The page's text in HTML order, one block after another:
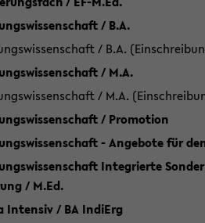
/ B.A.
/ B.A.
/ M.A.
/ M.A.
/ Promotion
- Angebote für
Integrierte
/ M.Ed.
Intensiv / BA IndiErg